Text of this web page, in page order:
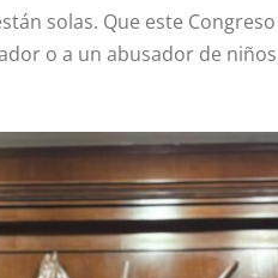
solas. Que este
o a un abusador de